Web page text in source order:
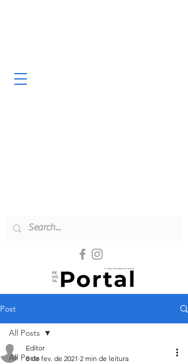
Post
All Posts
All Posts
Editor
8 de fev. de 2021 2 min de leitura